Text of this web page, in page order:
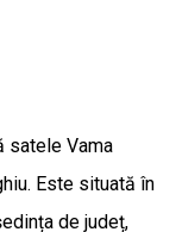
satele Vama
Este situată în
de județ,